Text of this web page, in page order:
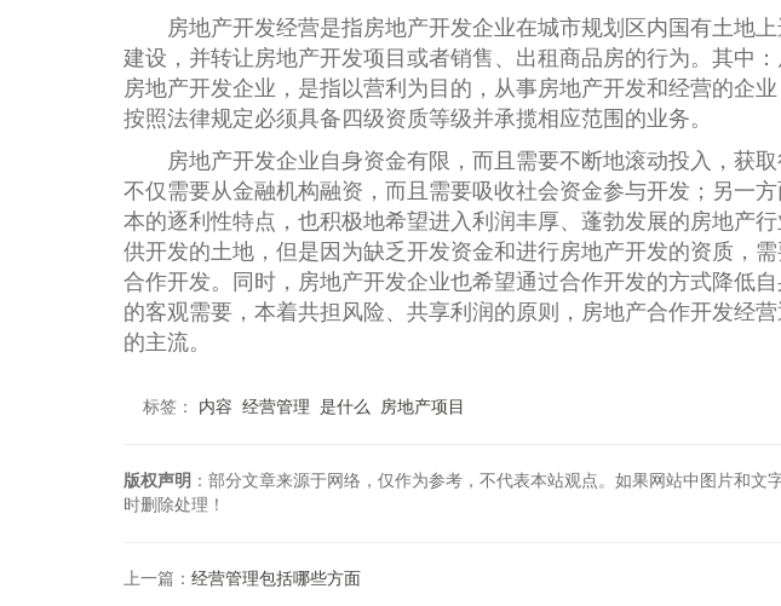
房地产开发经营是指房地产开发企业在城市规划区内国有土地上
建设，并转让房地产开发项目或者销售、出租商品房的行为。其中
房地产开发企业，是指以营利为目的，从事房地产开发和经营的企业
按照法律规定必须具备四级资质等级并承揽相应范围的业务。
房地产开发企业自身资金有限，而且需要不断地滚动投入，获
不仅需要从金融机构融资，而且需要吸收社会资金参与开发；另一
本的逐利性特点，也积极地希望进入利润丰厚、蓬勃发展的房地产行
供开发的土地，但是因为缺乏开发资金和进行房地产开发的资质，
合作开发。同时，房地产开发企业也希望通过合作开发的方式降低
的客观需要，本着共担风险、共享利润的原则，房地产合作开发经
的主流。
标签： 内容 经营管理 是什么 房地产项目
版权声明 ：部分文章来源于网络，仅作为参考，不代表本站观点。如果网站中图片和文
时删除处理！
上一篇： 经营管理包括哪些方面